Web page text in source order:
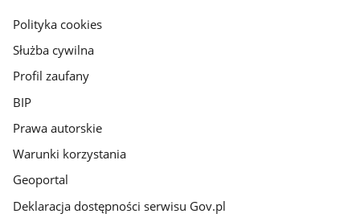
gov.pl
Polityka cookies
Służba cywilna
Profil zaufany
BIP
Prawa autorskie
Warunki korzystania
Geoportal
Deklaracja dostępności serwisu Gov.pl